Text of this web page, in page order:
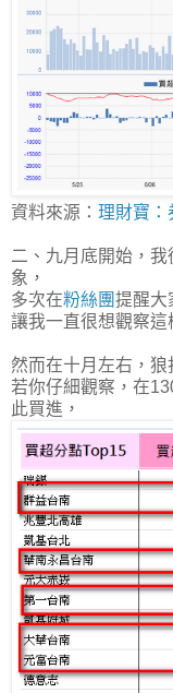
資料來源： 理財寶：
二、九月底開始，我
象，
多次在粉絲團提醒大
讓我一直很想觀察這
然而在十月左右，狼
若你仔細觀察，在
此買進，